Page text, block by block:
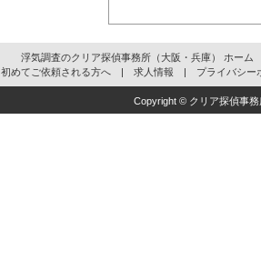
浮気調査のクリア探偵事務所（大阪・兵庫） ホーム
初めてご依頼される方へ | 求人情報 | プライバシー
Copyright © クリア探偵事